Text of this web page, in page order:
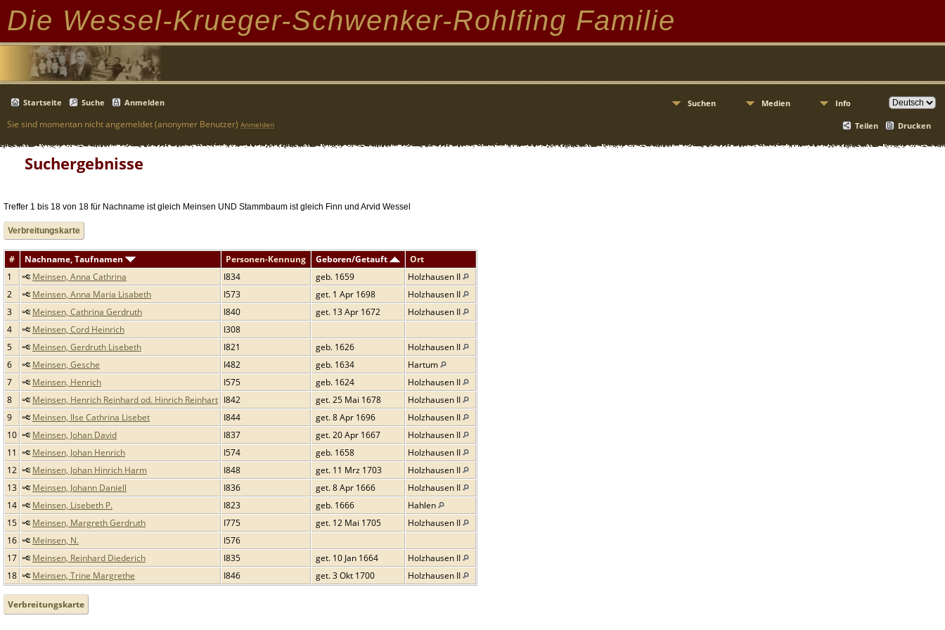
Die Wessel-Krueger-Schwenker-Rohlfing Familie
Startseite Suche Anmelden Suchen Medien Info
Teilen Drucken
Sie sind momentan nicht angemeldet (anonymer Benutzer) Anmelden
Suchergebnisse
Treffer 1 bis 18 von 18 für Nachname ist gleich Meinsen UND Stammbaum ist gleich Finn und Arvid Wessel
Verbreitungskarte
# Nachname, Taufnamen Personen-Kennung Geboren/Getauft
Ort
1
Meinsen, Anna Cathrina I834 geb. 1659
Holzhausen II
2
Meinsen, Anna Maria Lisabeth I573 get. 1 Apr 1698
Holzhausen II
3
Meinsen, Cathrina Gerdruth I840 get. 13 Apr 1672
Holzhausen II
4
Meinsen, Cord Heinrich
I308
5
Meinsen, Gerdruth Lisebeth I821 geb. 1626
Holzhausen II
6
Meinsen, Gesche I482 geb. 1634
Hartum
7
Meinsen, Henrich I575 geb. 1624
Holzhausen II
8
Meinsen, Henrich Reinhard od. Hinrich Reinhart I842 get. 25 Mai 1678
Holzhausen II
9
Meinsen, Ilse Cathrina Lisebet I844 get. 8 Apr 1696
Holzhausen II
10
Meinsen, Johan David I837 get. 20 Apr 1667
Holzhausen II
11
Meinsen, Johan Henrich I574 geb. 1658
Holzhausen II
12
Meinsen, Johan Hinrich Harm I848 get. 11 Mrz 1703
Holzhausen II
13
Meinsen, Johann Daniell I836 get. 8 Apr 1666
Holzhausen II
14
Meinsen, Lisebeth P. I823 geb. 1666
Hahlen
15
Meinsen, Margreth Gerdruth I775 get. 12 Mai 1705
Holzhausen II
16
Meinsen, N.
I576
17
Meinsen, Reinhard Diederich I835 get. 10 Jan 1664
Holzhausen II
18
Meinsen, Trine Margrethe I846 get. 3 Okt 1700 Holzhausen II
Verbreitungskarte